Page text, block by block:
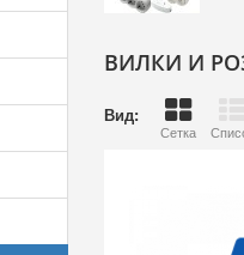
ВИЛКИ И
Вид:
Сетка